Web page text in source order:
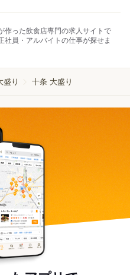
作った飲食店専門の求人サイトで
社員・アルバイトの仕事が探せま
盛り 十条 大盛り